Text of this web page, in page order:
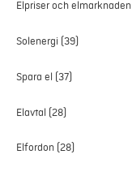
Elpriser och elmarknaden
Solenergi (39)
Spara el (37)
Elavtal (28)
Elfordon (28)